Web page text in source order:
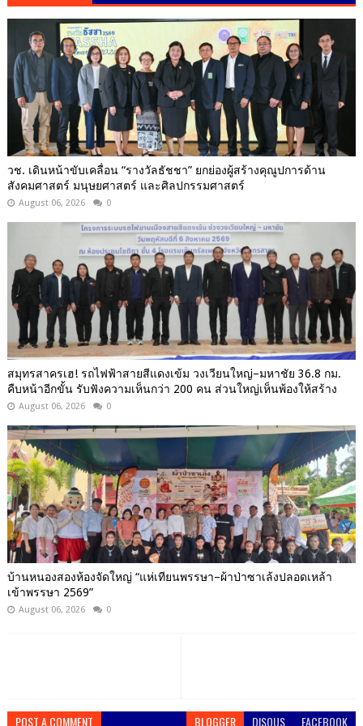
วช. เดินหน้าขับเคลื่อน “รางวัลธัชชา” ยกย่องผู้สร้างคุณูปการด้าน
สังคมศาสตร์ มนุษยศาสตร์ และศิลปกรรมศาสตร์
August 06, 2026 0
สมุทรสาครเฮ! รถไฟฟ้าสายสีแดงเข้ม วงเวียนใหญ่–มหาชัย 36.8 กม.
คืบหน้าอีกขั้น รับฟังความเห็นกว่า 200 คน ส่วนใหญ่เห็นพ้องให้สร้าง
August 06, 2026 0
บ้านหนองสองห้องจัดใหญ่ “แห่เทียนพรรษา–ผ้าป่าซาเล้งปลอดเหล้า
เข้าพรรษา 2569”
August 06, 2026 0
POST A COMMENT BLOGGER DISQUS FACEBOOK